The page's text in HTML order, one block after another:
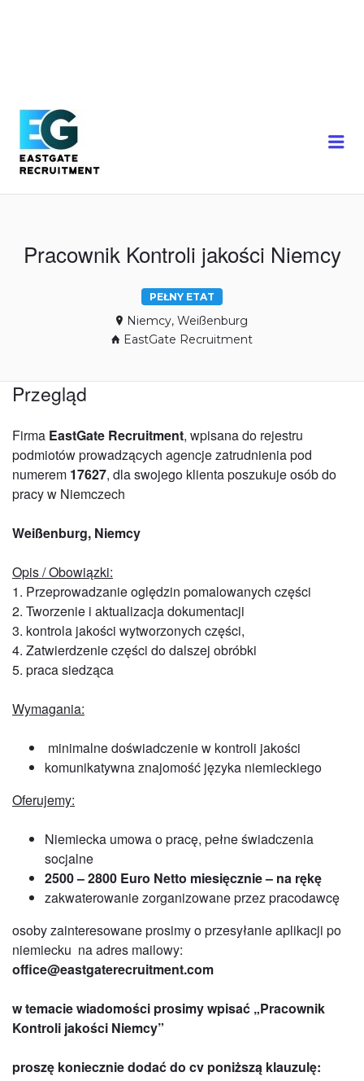
Pracownik Kontroli jakości Niemcy
PEŁNY ETAT
Niemcy, Weißenburg
EastGate Recruitment
Przegląd
Firma EastGate Recruitment, wpisana do rejestru
podmiotów prowadzących agencje zatrudnienia pod
numerem 17627, dla swojego klienta poszukuje osób do
pracy w Niemczech
Weißenburg, Niemcy
Opis / Obowiązki:
1. Przeprowadzanie oględzin pomalowanych części
2. Tworzenie i aktualizacja dokumentacji
3. kontrola jakości wytworzonych części,
4. Zatwierdzenie części do dalszej obróbki
5. praca siedząca
Wymagania:
minimalne doświadczenie w kontroli jakości
komunikatywna znajomość języka niemieckiego
Oferujemy:
Niemiecka umowa o pracę, pełne świadczenia
socjalne
2500 – 2800 Euro Netto miesięcznie – na rękę
zakwaterowanie zorganizowane przez pracodawcę
osoby zainteresowane prosimy o przesyłanie aplikacji po
niemiecku na adres mailowy:
office@eastgaterecruitment.com
w temacie wiadomości prosimy wpisać „Pracownik
Kontroli jakości Niemcy”
proszę koniecznie dodać do cv poniższą klauzulę: